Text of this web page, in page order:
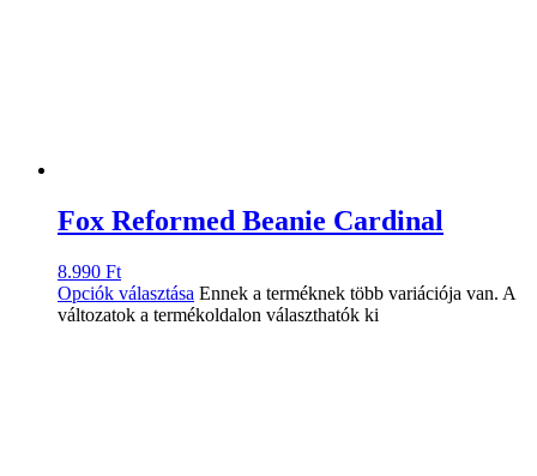
Fox Reformed Beanie Cardinal
8.990 Ft
Opciók választása Ennek a terméknek több variációja van. A
változatok a termékoldalon választhatók ki